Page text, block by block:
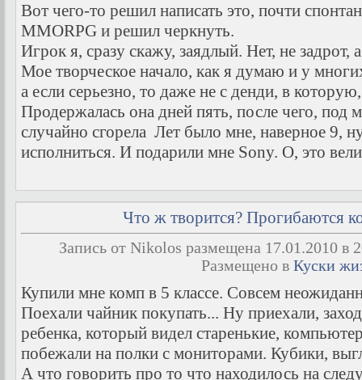
Вот чего-то решил написать это, почти
MMORPG и решил черкнуть.
Игрок я, сразу скажу, заядлый. Нет, не задрот,
Мое творческое начало, как я думаю и у
а если серьезно, то даже не с денди, в
Продержалась она дней пять, после чего, под
случайно сгорела Лет было мне, наверное 9,
исполниться. И подарили мне Sony. О, это
Что ж творится? Прогибаются
Запись от Nikolos размещена 17.01.2010 в
Размещено в Куски
Купили мне комп в 5 классе. Совсем
Поехали чайник покупать... Ну приехали,
ребенка, который видел старенькие,
побежали на полки с мониторами. Кубики,
А что говорить про то что находилось на